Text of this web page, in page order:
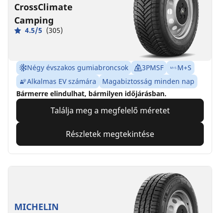
CrossClimate
Camping
4.5/5 (305)
Négy évszakos gumiabroncsok 3PMSF
M+S
Alkalmas EV számára
Magabiztosság minden nap
Bármerre elindulhat, bármilyen időjárásban.
Találja meg a megfelelő méretet
Részletek megtekintése
MICHELIN